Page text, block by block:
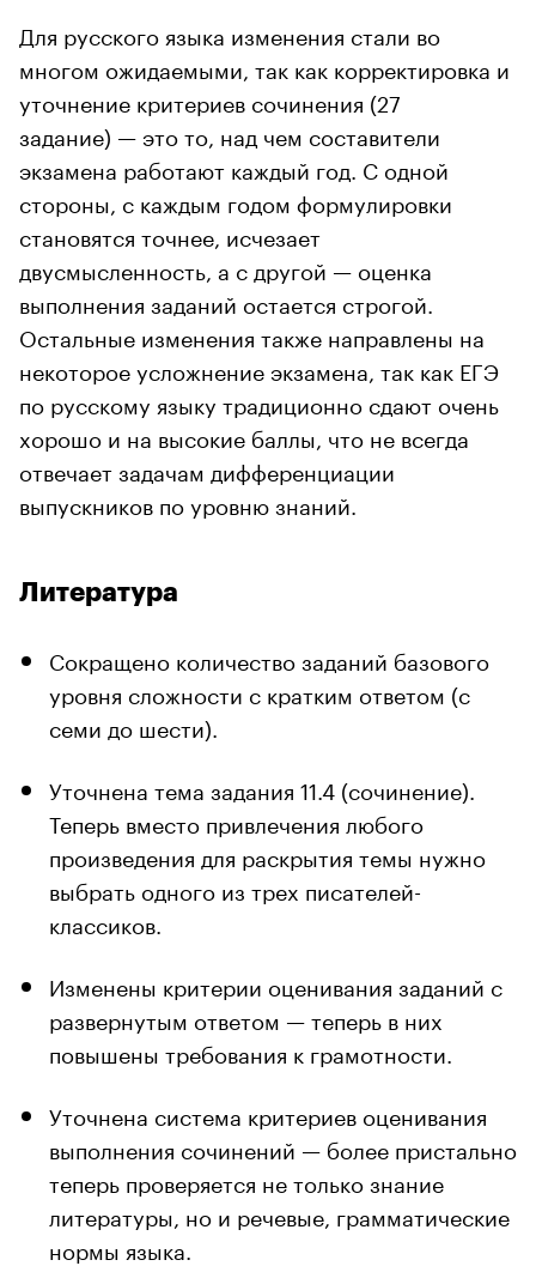
Для русского языка изменения стали во
многом ожидаемыми, так как корректировка и
уточнение критериев сочинения (27
задание) — это то, над чем составители
экзамена работают каждый год. С одной
стороны, с каждым годом формулировки
становятся точнее, исчезает
двусмысленность, а с другой — оценка
выполнения заданий остается строгой.
Остальные изменения также направлены на
некоторое усложнение экзамена, так как ЕГЭ
по русскому языку традиционно сдают очень
хорошо и на высокие баллы, что не всегда
отвечает задачам дифференциации
выпускников по уровню знаний.
Литература
Сокращено количество заданий базового
уровня сложности с кратким ответом (с
семи до шести).
Уточнена тема задания 11.4 (сочинение).
Теперь вместо привлечения любого
произведения для раскрытия темы нужно
выбрать одного из трех писателей-
классиков.
Изменены критерии оценивания заданий с
развернутым ответом — теперь в них
повышены требования к грамотности.
Уточнена система критериев оценивания
выполнения сочинений — более пристально
теперь проверяется не только знание
литературы, но и речевые, грамматические
нормы языка.